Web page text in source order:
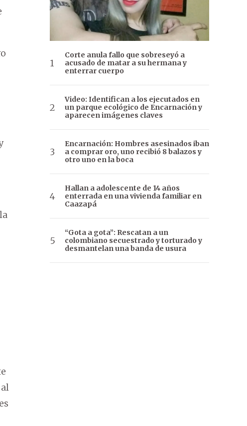
Corte anula fallo que sobreseyó a
acusado de matar a su hermana y
enterrar cuerpo
Video: Identifican a los ejecutados en
un parque ecológico de Encarnación y
aparecen imágenes claves
Encarnación: Hombres asesinados iban
a comprar oro, uno recibió 8 balazos y
otro uno en la boca
Hallan a adolescente de 14 años
enterrada en una vivienda familiar en
Caazapá
“Gota a gota”: Rescatan a un
colombiano secuestrado y torturado y
desmantelan una banda de usura